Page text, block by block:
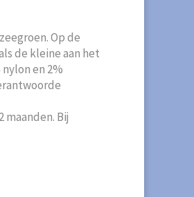
Op de
de kleine aan het
en 2%
maanden. Bij